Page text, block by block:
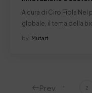
A cura di Ciro Fiola
globale, il tema della
by Mutart
Prev 1 2